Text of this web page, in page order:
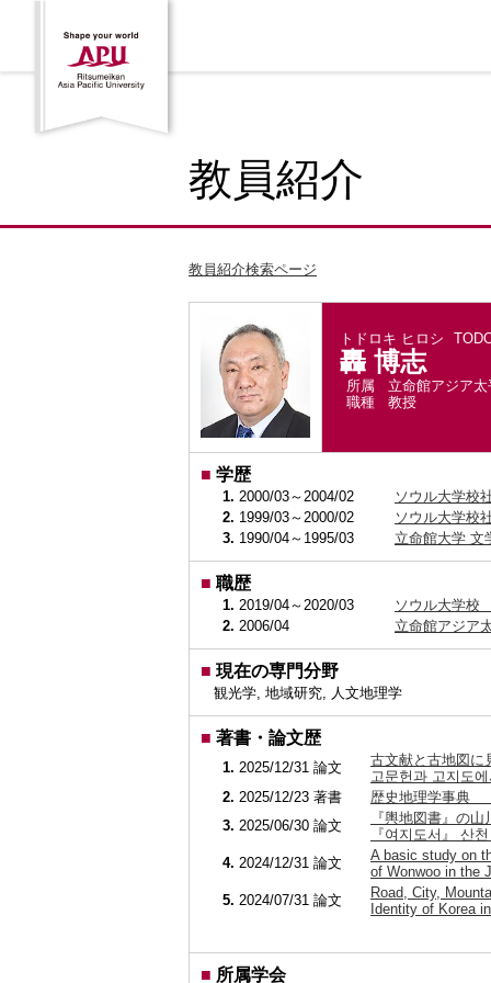
教員紹介
教員紹介検索ページ
トドロキ ヒロシ
轟 博志
所属
立命館アジア
職種
教授
■ 学歴
1. 2000/03～2004/02
ソウル大学校
2. 1999/03～2000/02
ソウル大学校
3. 1990/04～1995/03 立命館大学 文
■ 職歴
1. 2019/04～2020/03
ソウル大学校
2. 2006/04 立命館アジア
■ 現在の専門分野
観光学, 地域研究, 人文地理学
■ 著書・論文歴
1. 2025/12/31 論文
古文献と古地図に
고문헌과 고지도
2. 2025/12/23 著書
歴史地理学事典
3. 2025/06/30 論文
『輿地図書』の
『여지도서』 산
4. 2024/12/31 論文
A basic study on
of Wonwoo in the
5. 2024/07/31 論文
Road, City,
Identity of Korea
■ 所属学会